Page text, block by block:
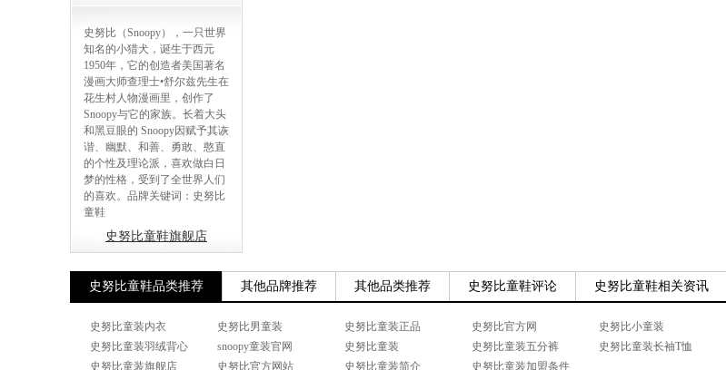
史努比（Snoopy），一只世界
知名的小猎犬，诞生于西元
1950年，它的创造者美国著名
漫画大师查理士•舒尔兹先生在
花生村人物漫画里，创作了
Snoopy与它的家族。长着大头
和黑豆眼的 Snoopy因赋予其诙
谐、幽默、和善、勇敢、憨直
的个性及理论派，喜欢做白日
梦的性格，受到了全世界人们
的喜欢。品牌关键词：史努比
童鞋
史努比童鞋旗舰店
史努比童鞋品类推荐 其他品牌推荐 其他品类推荐 史努比童鞋评论 史努比童鞋相关资讯
史努比童装内衣 史努比男童装 史努比童装正品 史努比官方网 史努比小童装
史努比童装羽绒背心
snoopy童装官网 史努比童装 史努比童装五分裤 史努比童装长袖T恤
史努比童装旗舰店
史努比官方网站 史努比童装简介 史努比童装加盟条件